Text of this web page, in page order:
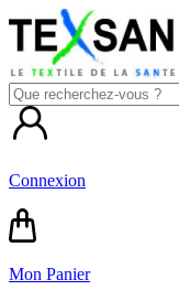
Connexion
Mon Panier